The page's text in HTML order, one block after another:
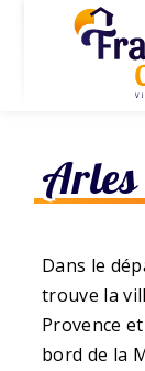
Arles
Dans le
trouve la
Provence et
bord de la